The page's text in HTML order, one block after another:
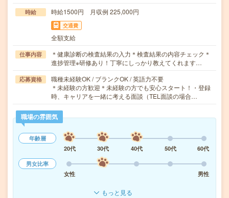
時給 時給1500円 月収例 225,000円
交通費
全額支給
仕事内容
＊健康診断の検査結果の入力＊検査結果の内容チェック＊
進捗管理※研修あり！丁寧にしっかり教えてくれます…
応募資格
職種未経験OK / ブランクOK / 英語力不要
＊未経験の方歓迎＊未経験の方でも安心スタート！・登録
時、キャリアを一緒に考える面談（TEL面談の場合…
職場の雰囲気
年齢層
20代
30代 40代 50代
60代
男女比率
女性
男性
もっと見る